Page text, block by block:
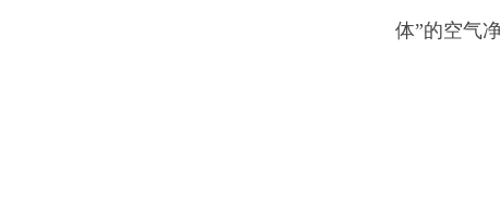
体”的空气